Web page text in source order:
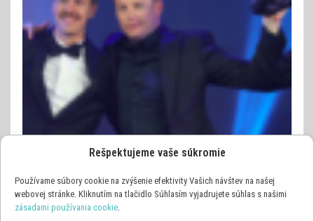
Rešpektujeme vaše súkromie
Používame súbory cookie na zvýšenie efektivity Vašich návštev na našej
webovej stránke. Kliknutím na tlačidlo Súhlasím vyjadrujete súhlas s našimi
zásadami používania cookie.
OSTATNÉ ŠPORTY